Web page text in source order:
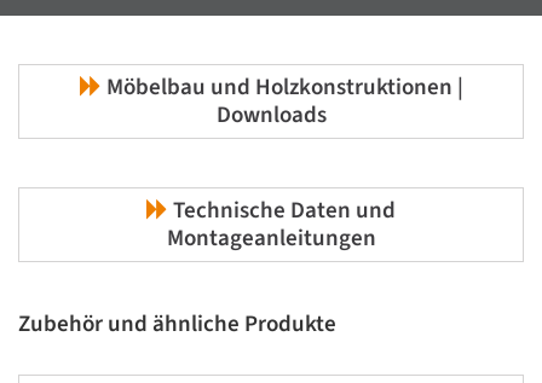
Möbelbau und Holzkonstruktionen |
Downloads
Technische Daten und
Montageanleitungen
Zubehör und ähnliche Produkte